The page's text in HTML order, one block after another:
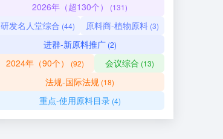
2026年（超130个） (131)
研发名人堂综合 (44) 原料商-植物原料 (3)
进群-新原料推广(2)
2024年（90个） (92) 会议综合 (13)
法规-国际法规 (18)
重点-使用原料目录(4)